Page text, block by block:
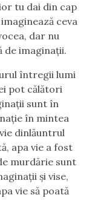
tu dai din cap
ceva
dar nu
de imaginaţii.
întregii lumi
pot călători
sunt în
în mintea
dinlăuntrul
apa vie a fost
murdărie sunt
şi vise,
vie să poată